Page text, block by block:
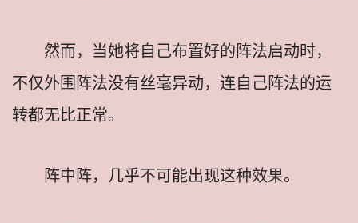
然而，当她将自己布置好的阵法启动时，
不仅外围阵法没有丝毫异动，连自己阵法的运
转都无比正常。
阵中阵，几乎不可能出现这种效果。